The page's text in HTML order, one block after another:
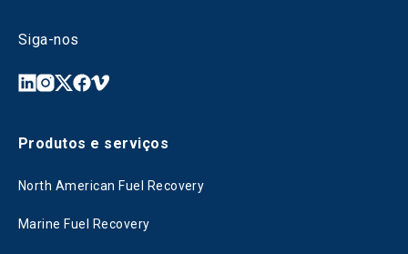
Siga-nos
Produtos e serviços
North American Fuel Recovery
Marine Fuel Recovery